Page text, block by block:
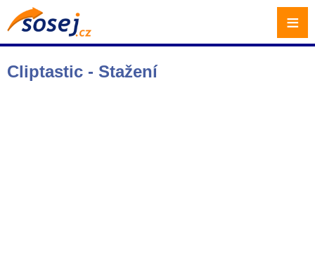
Cliptastic - Stažení
≡